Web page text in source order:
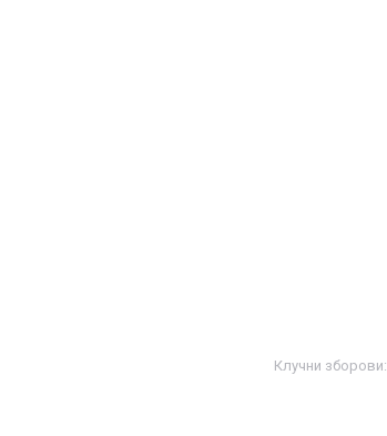
Клучни зборови: